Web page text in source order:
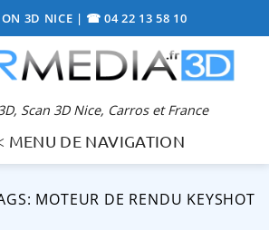
3D NICE | ☎ 04 22 13 58 10
Scan 3D Nice, Carros et France
MENU DE NAVIGATION
MOTEUR DE RENDU KEYSHOT